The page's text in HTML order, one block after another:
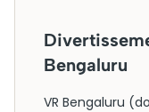
Bengaluru
VR Bengaluru